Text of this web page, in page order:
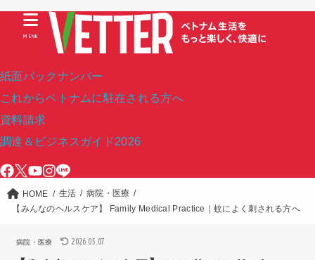
紙面バックナンバー
これからベトナムに駐在される方へ
資料請求
調達＆ビジネスガイド2026
MENU
HOME 生活
病院・医療
【みんなのヘルスケア】 Family Medical Practice｜蚊によく刺される方へ
病院・医療 2026.05.07